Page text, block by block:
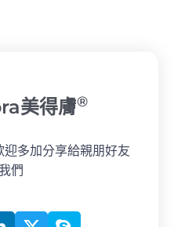
美得膚®
多加分享給親朋好友
們